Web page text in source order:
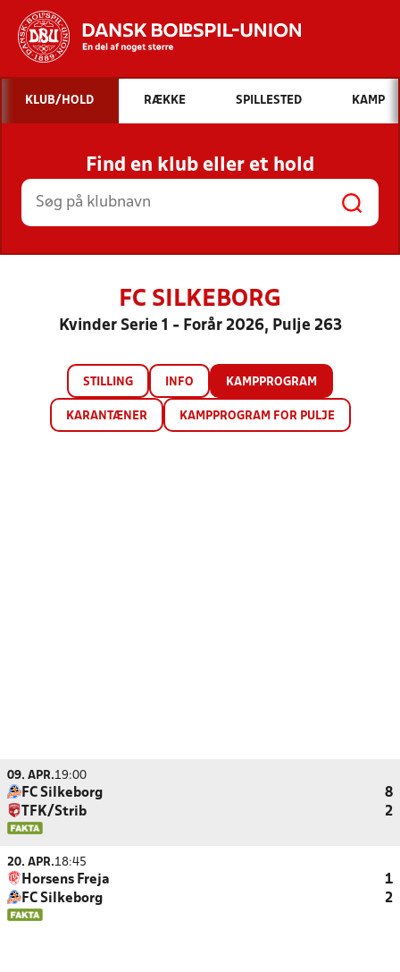
Hvad vil du søge efter?
INDHOLD OG NYHEDER
STILLINGER, RESULTATER, KLUBBER OG
HOLD
KLUB/HOLD RÆKKE SPILLESTED KAMP
Find en klub eller et hold
FC SILKEBORG
Kvinder Serie 1 - Forår 2026, Pulje 263
STILLING INFO KAMPPROGRAM
KARANTÆNER KAMPPROGRAM FOR PULJE
09. APR.19:00
FC Silkeborg
8
TFK/Strib
2
20. APR.18:45
Horsens Freja
1
FC Silkeborg
2